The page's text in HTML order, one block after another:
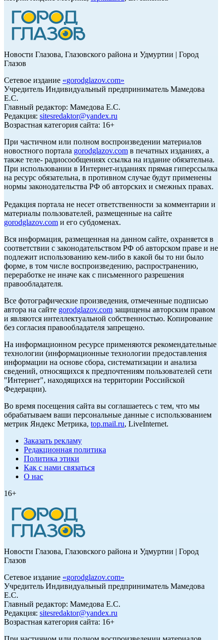
Новости Глазова, Глазовского района и Удмуртии | Город
Глазов
Сетевое издание «gorodglazov.com»
Учредитель Индивидуальный предприниматель Мамедова
Е.С.
Главный редактор: Мамедова Е.С.
Редакция: sitesredaktor@yandex.ru
Возрастная категория сайта: 16+
При частичном или полном воспроизведении материалов
новостного портала gorodglazov.com в печатных изданиях, а
также теле- радиосообщениях ссылка на издание обязательна.
При использовании в Интернет-изданиях прямая гиперссылка
на ресурс обязательна, в противном случае будут применены
нормы законодательства РФ об авторских и смежных правах.
Редакция портала не несет ответственности за комментарии и
материалы пользователей, размещенные на сайте
gorodglazov.com и его субдоменах.
Вся информация, размещенная на данном сайте, охраняется в
соответствии с законодательством РФ об авторском праве и не
подлежит использованию кем-либо в какой бы то ни было
форме, в том числе воспроизведению, распространению,
переработке не иначе как с письменного разрешения
правообладателя.
Все фотографические произведения, отмеченные подписью
автора на сайте gorodglazov.com защищены авторским правом
и являются интеллектуальной собственностью. Копирование
без согласия правообладателя запрещено.
На информационном ресурсе применяются рекомендательные
технологии (информационные технологии предоставления
информации на основе сбора, систематизации и анализа
сведений, относящихся к предпочтениям пользователей сети
"Интернет", находящихся на территории Российской
Федерации).
Во время посещения сайта вы соглашаетесь с тем, что мы
обрабатываем ваши персональные данные с использованием
метрик Яндекс Метрика, top.mail.ru, LiveInternet.
Заказать рекламу
Редакционная политика
Политика этики
Как с нами связаться
О нас
16+
Новости Глазова, Глазовского района и Удмуртии | Город
Глазов
Сетевое издание «gorodglazov.com»
Учредитель Индивидуальный предприниматель Мамедова
Е.С.
Главный редактор: Мамедова Е.С.
Редакция: sitesredaktor@yandex.ru
Возрастная категория сайта: 16+